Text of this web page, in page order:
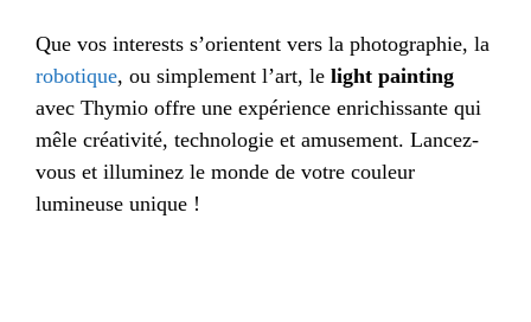
Que vos interests s’orientent vers la photographie, la
robotique, ou simplement l’art, le light painting
avec Thymio offre une expérience enrichissante qui
mêle créativité, technologie et amusement. Lancez-
vous et illuminez le monde de votre couleur
lumineuse unique !